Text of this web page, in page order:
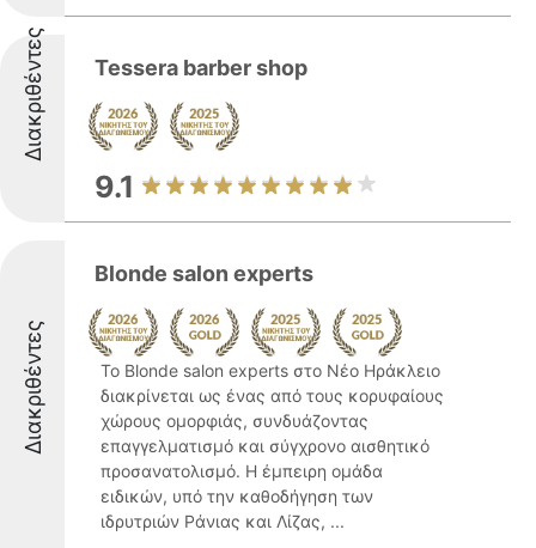
Διακριθέντες Tessera barber shop
9.1
Διακριθέντες
Blonde salon experts
Το Blonde salon experts στο Νέο Ηράκλειο
διακρίνεται ως ένας από τους κορυφαίους
χώρους ομορφιάς, συνδυάζοντας
επαγγελματισμό και σύγχρονο αισθητικό
προσανατολισμό. Η έμπειρη ομάδα
ειδικών, υπό την καθοδήγηση των
ιδρυτριών Ράνιας και Λίζας, ...